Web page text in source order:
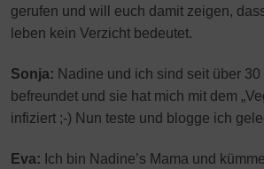
gerufen und will euch damit zeigen,
leben kein Verzicht bedeutet.
Sonja: Nadine und ich sind seit über 30
befreundet und sie hat mich mit dem
infiziert ;-) Nun teste und blogge ich
Eva: Ich bin Nadine’s Mama und